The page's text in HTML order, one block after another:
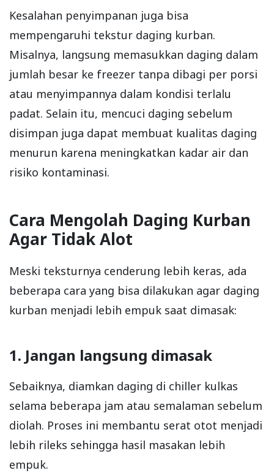
Kesalahan penyimpanan juga bisa
mempengaruhi tekstur daging kurban.
Misalnya, langsung memasukkan daging dalam
jumlah besar ke freezer tanpa dibagi per porsi
atau menyimpannya dalam kondisi terlalu
padat. Selain itu, mencuci daging sebelum
disimpan juga dapat membuat kualitas daging
menurun karena meningkatkan kadar air dan
risiko kontaminasi.
Cara Mengolah Daging Kurban
Agar Tidak Alot
Meski teksturnya cenderung lebih keras, ada
beberapa cara yang bisa dilakukan agar daging
kurban menjadi lebih empuk saat dimasak:
1. Jangan langsung dimasak
Sebaiknya, diamkan daging di chiller kulkas
selama beberapa jam atau semalaman sebelum
diolah. Proses ini membantu serat otot menjadi
lebih rileks sehingga hasil masakan lebih
empuk.